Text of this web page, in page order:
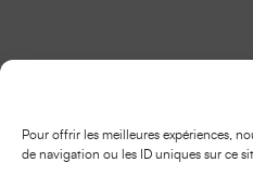
Pour offrir les meilleures expériences,
de navigation ou les ID uniques sur ce